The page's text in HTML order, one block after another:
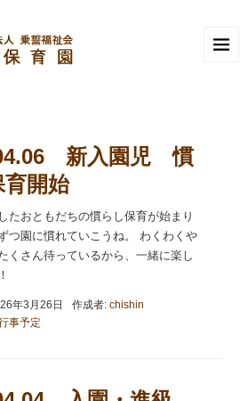
新入園児 慣
育開始
たおともだちの慣らし保育が始まり
つ園に慣れていこうね。 わくわくや
くさん待っているから、一緒に楽し
年3月26日 作成者: chishin
事予定